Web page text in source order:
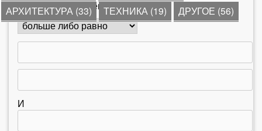
АРХИТЕКТУРА (33)
ТЕХНИКА (19) ДРУГОЕ (56)
ы
з
д
с
Количество комментариев
И